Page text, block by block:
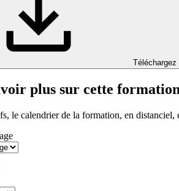
Téléchargez
plus sur cette
le calendrier de la formation, en